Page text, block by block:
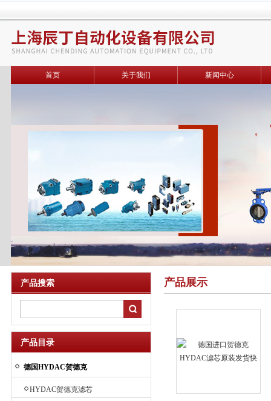
首页 关于我们 新闻中心
产品搜索
产品目录
德国HYDAC贺德克
HYDAC贺德克滤芯
产品展示